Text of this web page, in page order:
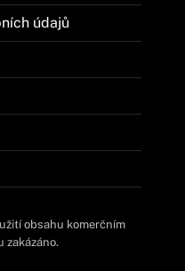
údajů
obsahu komerčním
zakázáno.